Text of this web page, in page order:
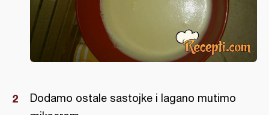
Dodamo ostale sastojke i lagano mutimo